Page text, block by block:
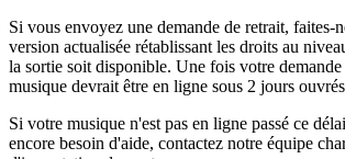
Si vous envoyez une demande de retrait, faites-
version actualisée rétablissant les droits au
la sortie soit disponible. Une fois votre
musique devrait être en ligne sous 2 jours
Si votre musique n'est pas en ligne passé ce
encore besoin d'aide, contactez notre équipe